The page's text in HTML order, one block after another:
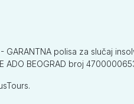
GARANTNA polisa za slučaj
ADO BEOGRAD broj